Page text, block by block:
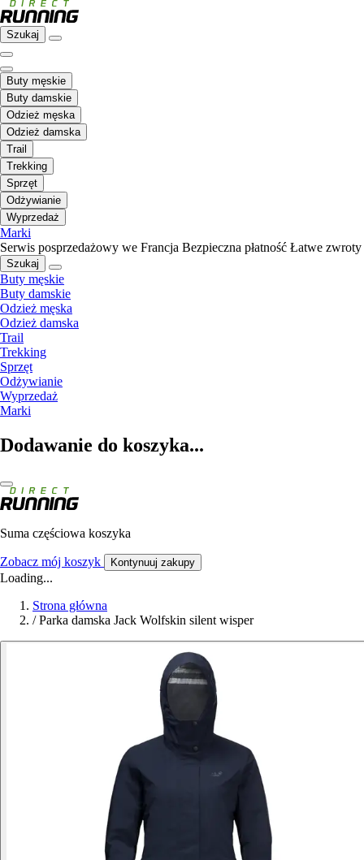
Szukaj
Buty męskie
Buty damskie
Odzież męska
Odzież damska
Trail
Trekking
Sprzęt
Odżywianie
Wyprzedaż
Marki
Serwis posprzedażowy we Francja Bezpieczna płatność Łatwe zwroty
Szukaj
Buty męskie
Buty damskie
Odzież męska
Odzież damska
Trail
Trekking
Sprzęt
Odżywianie
Wyprzedaż
Marki
Dodawanie do koszyka...
Suma częściowa koszyka
Zobacz mój koszyk Kontynuuj zakupy
Loading...
Strona główna
/ Parka damska Jack Wolfskin silent wisper